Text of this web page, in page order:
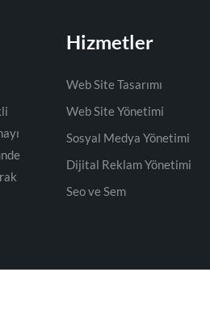
Hizmetler
Web Site Tasarımı
Web Site Yönetimi
Sosyal Medya Yönetimi
Dijital Reklam Yönetimi
Seo ve Sem